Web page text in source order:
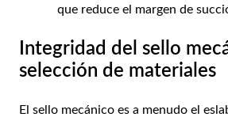
que reduce el margen de
Integridad del sello
selección de materiales
El sello mecánico es a menudo el